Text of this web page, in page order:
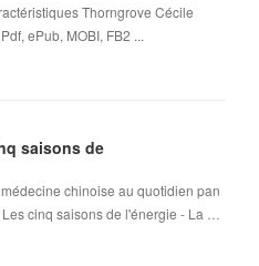
Thorngrove Cécile
ePub, MOBI, FB2 ...
saisons de
chinoise au quotidien pan
cinq saisons de l'énergie - La …